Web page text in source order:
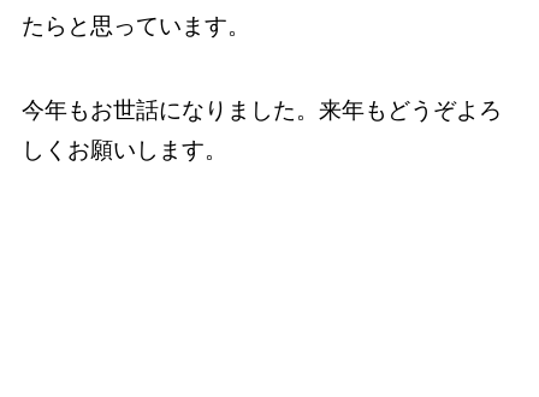
たらと思っています。
今年もお世話になりました。来年もどうぞよろ
しくお願いします。